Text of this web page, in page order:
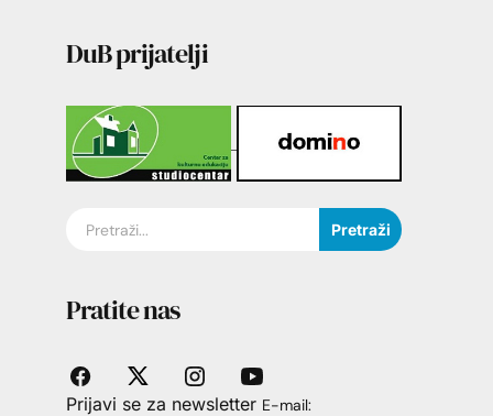
DuB prijatelji
Pretraži
Pratite nas
Prijavi se za newsletter E-mail: